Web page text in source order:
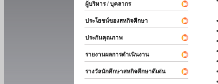
ผู้บริหาร / บุคลากร
ประโยชน์ของสหกิจศึกษา
ประกันคุณภาพ
รายงานผลการดำเนินงาน
รางวัลนักศึกษาสหกิจศึกษาดีเด่น